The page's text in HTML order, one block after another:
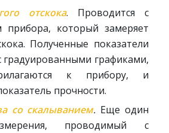
отскока. Проводится с
прибора, который замеряет
Полученные показатели
градуированными графиками,
к прибору, и
прочности.
со скалыванием. Еще один
проводимый с